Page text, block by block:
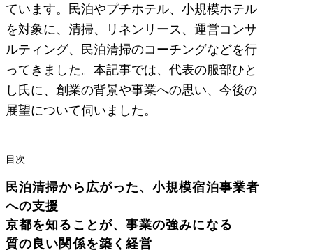
ています。民泊やプチホテル、小規模ホテル
を対象に、清掃、リネンリース、運営コンサ
ルティング、民泊清掃のコーチングなどを行
ってきました。本記事では、代表の服部ひと
し氏に、創業の背景や事業への思い、今後の
展望について伺いました。
目次
民泊清掃から広がった、小規模宿泊事業者
への支援
京都を知ることが、事業の強みになる
質の良い関係を築く経営